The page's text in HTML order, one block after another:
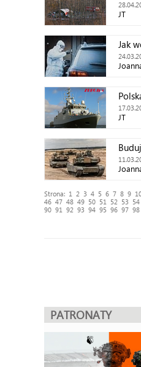
JT
Jak
JT
Strona: 1 2 3 4 5 6 7 8 9
46 47 48 49 50 51 52 53 54
90 91 92 93 94 95 96 97 98
PATRONATY